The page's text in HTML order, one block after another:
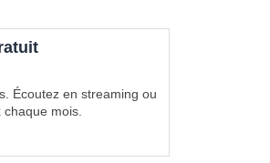
Écoutez en streaming ou
mois.